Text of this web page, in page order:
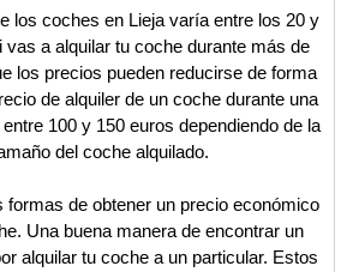
los coches en Lieja varía entre los 20 y
vas a alquilar tu coche durante más de
los precios pueden reducirse de forma
de alquiler de un coche durante una
100 y 150 euros dependiendo de la
del coche alquilado.
formas de obtener un precio económico
Una buena manera de encontrar un
alquilar tu coche a un particular. Estos